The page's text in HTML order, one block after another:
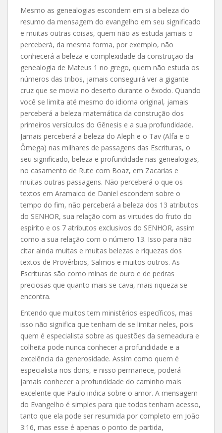
Mesmo as genealogias escondem em si a beleza do
resumo da mensagem do evangelho em seu significado
e muitas outras coisas, quem não as estuda jamais o
perceberá, da mesma forma, por exemplo, não
conhecerá a beleza e complexidade da construção da
genealogia de Mateus 1 no grego, quem não estuda os
números das tribos, jamais conseguirá ver a gigante
cruz que se movia no deserto durante o êxodo. Quando
você se limita até mesmo do idioma original, jamais
perceberá a beleza matemática da construção dos
primeiros versículos do Gênesis e a sua profundidade.
Jamais perceberá a beleza do Aleph e o Tav (Alfa e o
Ômega) nas milhares de passagens das Escrituras, o
seu significado, beleza e profundidade nas genealogias,
no casamento de Rute com Boaz, em Zacarias e
muitas outras passagens. Não perceberá o que os
textos em Aramaico de Daniel escondem sobre o
tempo do fim, não perceberá a beleza dos 13 atributos
do SENHOR, sua relação com as virtudes do fruto do
espírito e os 7 atributos exclusivos do SENHOR, assim
como a sua relação com o número 13. Isso para não
citar ainda muitas e muitas belezas e riquezas dos
textos de Provérbios, Salmos e muitos outros. As
Escrituras são como minas de ouro e de pedras
preciosas que quanto mais se cava, mais riqueza se
encontra.
Entendo que muitos tem ministérios específicos, mas
isso não significa que tenham de se limitar neles, pois
quem é especialista sobre as questões da semeadura e
colheita pode nunca conhecer a profundidade e a
excelência da generosidade. Assim como quem é
especialista nos dons, e nisso permanece, poderá
jamais conhecer a profundidade do caminho mais
excelente que Paulo indica sobre o amor. A mensagem
do Evangelho é simples para que todos tenham acesso,
tanto que ela pode ser resumida por completo em João
3:16, mas esse é apenas o ponto de partida,